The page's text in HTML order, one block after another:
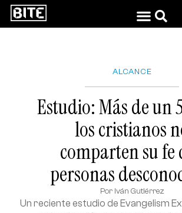
ALCANCE
Estudio: Más de un
los cristianos
comparten su fe
personas
Por Iván Gutiérrez
Un reciente estudio de Evangelism